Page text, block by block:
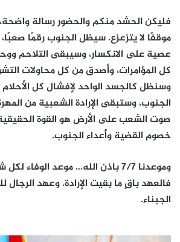
فليكن الحشد منكم والحضور رسالة
موقفًا لا يتزعزع. سيظل الجنوب رقمًا
عصية على الانكسار، وسيبقى التلاحم
كل المؤامرات، وأصدق من كل محاولات
وسنظل كالجسد الواحد لإفشال كل
الجنوب، وستبقى الإرادة الشعبية من
صوت الشعب على الأرض هو القوة
خصوم القضية وأعداء الجنوب.
وموعدنا 7/7 باذن الله… موعد الوفاء
فالعهد باقٍ ما بقيت الإرادة. وعهد الرجال
الجبناء.